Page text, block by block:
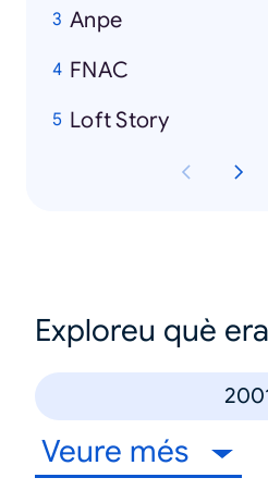
Anpe
FNAC
Loft Story
Exploreu què
Veure més